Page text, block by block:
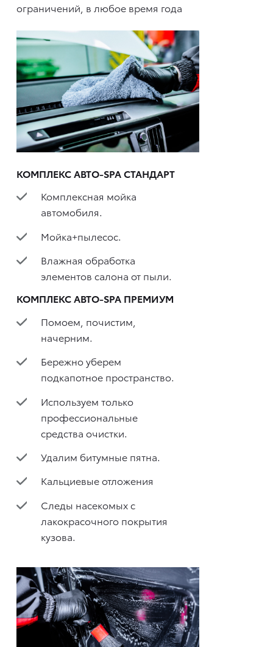
ограничений, в любое время года
КОМПЛЕКС АВТО-SPA СТАНДАРТ
Комплексная мойка
автомобиля.
Мойка+пылесос.
Влажная обработка
элементов салона от пыли.
КОМПЛЕКС АВТО-SPA ПРЕМИУМ
Помоем, почистим,
начерним.
Бережно уберем
подкапотное пространство.
Используем только
профессиональные
средства очистки.
Удалим битумные пятна.
Кальциевые отложения
Следы насекомых с
лакокрасочного покрытия
кузова.